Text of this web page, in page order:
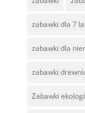
zabawki dla 7
zabawki dla
zabawki
Zabawki